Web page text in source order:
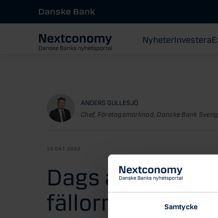
Samtycke
NyheterInvestera
ANDERS GULLESJÖ
Chef, Företagsmarknad, Danske Bank
10 OKT 2022
Dags att
fällorna